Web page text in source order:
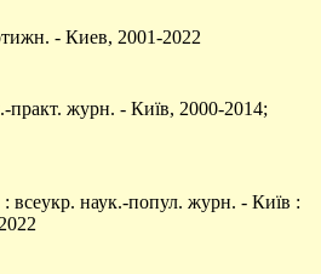
- Киев, 2001-2022
практ. журн. - Київ, 2000-2014;
: всеукр. наук.-попул. журн. - Київ :